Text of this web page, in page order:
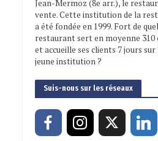
Jean-Mermoz (8e arr.), le
vente. Cette institution de la
a été fondée en 1999. Fort de
restaurant sert en moyenne 310
et accueille ses clients 7 jours
jeune institution ?
Suis-nous sur les réseaux